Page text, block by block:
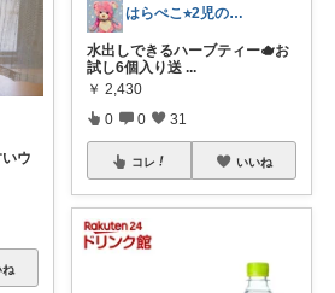
ウ
ね
はらぺこ⭐︎2児のママ
水出しできるハーブティー🫖お
試し6個入り送 ...
￥ 2,430
0 0 31
コレ いいね